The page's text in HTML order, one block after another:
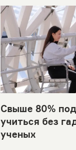
Свыше 80%
учиться без
ученых